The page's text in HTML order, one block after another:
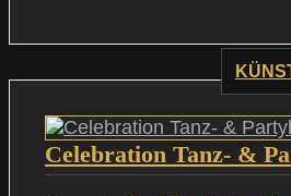
Celebration Tanz- &